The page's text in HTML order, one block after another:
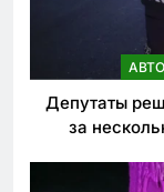
АВТО
Депутаты
за